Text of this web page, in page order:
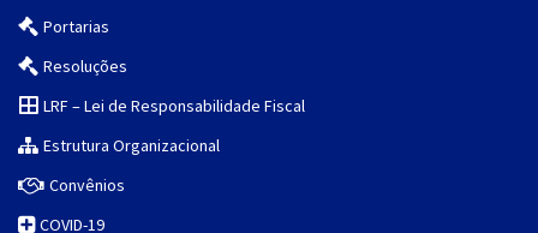
Portarias
Resoluções
LRF – Lei de Responsabilidade Fiscal
Estrutura Organizacional
Convênios
COVID-19